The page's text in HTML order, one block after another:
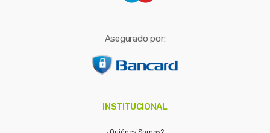
Asegurado por:
INSTITUCIONAL